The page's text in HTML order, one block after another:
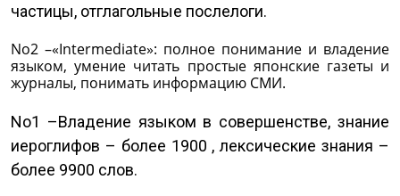
частицы, отглагольные послелоги.
No2 –«Intermediate»: полное понимание и владение
языком, умение читать простые японские газеты и
журналы, понимать информацию СМИ.
No1 –Владение языком в совершенстве, знание
иероглифов – более 1900 , лексические знания –
более 9900 слов.